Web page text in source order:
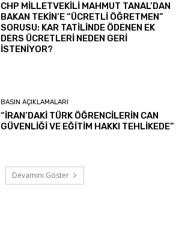
CHP MİLLETVEKİLİ MAHMUT TANAL’DAN
BAKAN TEKİN’E “ÜCRETLİ ÖĞRETMEN”
SORUSU: KAR TATİLİNDE ÖDENEN EK
DERS ÜCRETLERİ NEDEN GERİ
İSTENİYOR?
BASIN AÇIKLAMALARI
“İRAN’DAKİ TÜRK ÖĞRENCİLERİN CAN
GÜVENLİĞİ VE EĞİTİM HAKKI TEHLİKEDE”
Devamını Göster